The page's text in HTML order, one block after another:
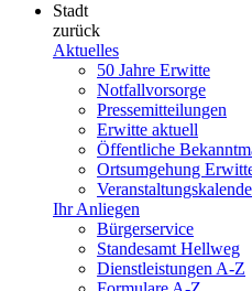
Stadt
zurück
Aktuelles
50 Jahre Erwitte
Notfallvorsorge
Pressemitteilungen
Erwitte aktuell
Öffentliche
Ortsumgehung
Ihr Anliegen
Bürgerservice
Standesamt Hellweg
Dienstleistungen A-Z